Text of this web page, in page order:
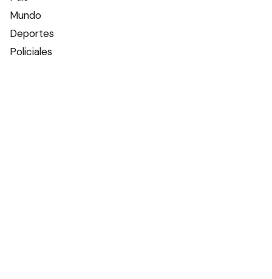
Mundo
Deportes
Policiales